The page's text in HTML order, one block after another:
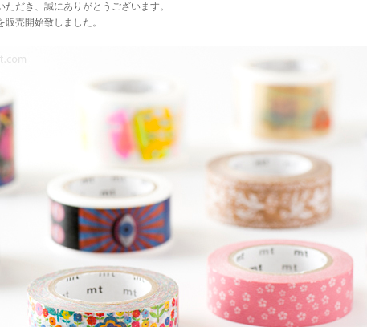
ただき、誠にありがとうございます。
売開始致しました。